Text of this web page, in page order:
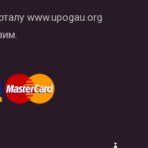
www.upogau.org